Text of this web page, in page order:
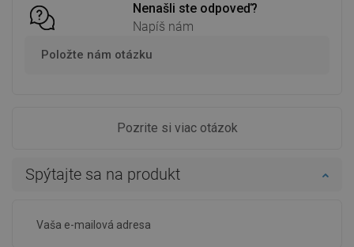
Nenašli ste odpoveď?
Napíš nám
Položte nám otázku
Pozrite si viac otázok
Spýtajte sa na produkt